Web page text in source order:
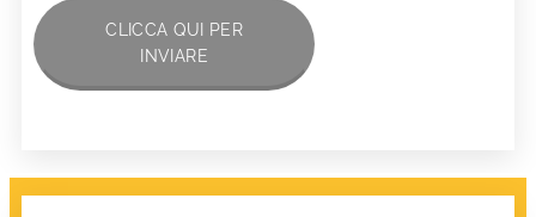
CLICCA QUI PER
INVIARE